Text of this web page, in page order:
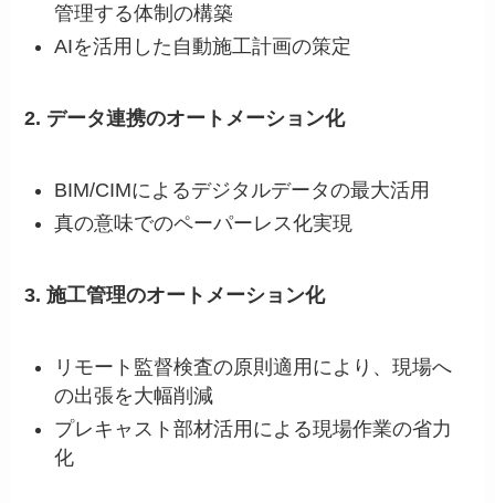
管理する体制の構築
AIを活用した自動施工計画の策定
2. データ連携のオートメーション化
BIM/CIMによるデジタルデータの最大活用
真の意味でのペーパーレス化実現
3. 施工管理のオートメーション化
リモート監督検査の原則適用により、現場へ
の出張を大幅削減
プレキャスト部材活用による現場作業の省力
化